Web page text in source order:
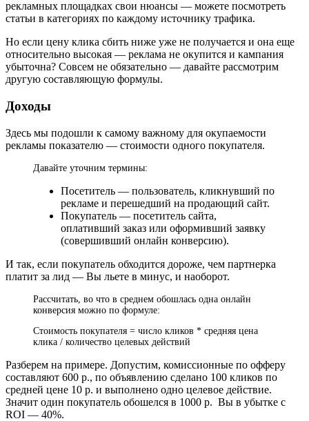
рекламных площадках свои нюансы — можете посмотреть
статьи в категориях по каждому источнику трафика.
Но если цену клика сбить ниже уже не получается и она еще
относительно высокая — реклама не окупится и кампания
убыточна? Совсем не обязательно — давайте рассмотрим
другую составляющую формулы.
Доходы
Здесь мы подошли к самому важному для окупаемости
рекламы показателю — стоимости одного покупателя.
Давайте уточним термины:
Посетитель — пользователь, кликнувший по
рекламе и перешедший на продающий сайт.
Покупатель — посетитель сайта,
оплативший заказ или оформивший заявку
(совершивший онлайн конверсию).
И так, если покупатель обходится дороже, чем партнерка
платит за лид — Вы льете в минус, и наоборот.
Рассчитать, во что в среднем обошлась одна онлайн
конверсия можно по формуле:
Стоимость покупателя = число кликов * средняя цена
клика / количество целевых действий
Разберем на примере. Допустим, комиссионные по офферу
составляют 600 р., по объявлению сделано 100 кликов по
средней цене 10 р. и выполнено одно целевое действие.
Значит один покупатель обошелся в 1000 р. Вы в убытке с
ROI — 40%.